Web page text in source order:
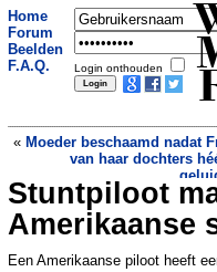
Home
Forum
Beelden
F.A.Q.
Login onthouden
« Moeder beschaamd nadat
van haar dochters
Stuntpiloot
Amerikaanse
Een Amerikaanse piloot heeft